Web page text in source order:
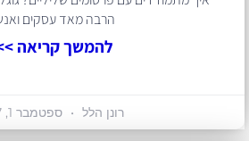
הרבה מאד עסקים
להמשך קריאה
רונן הלל ספטמבר 1, 2017